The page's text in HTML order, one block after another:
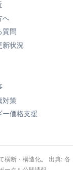
へ
質問
新状況
対策
ー価格支援
横断・構造化。 出典: 各